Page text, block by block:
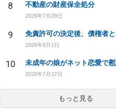
8 不動産の財産保全処分
2026年7月29日
9
2026年8月1日
10
2026年7月27日
もっと見る